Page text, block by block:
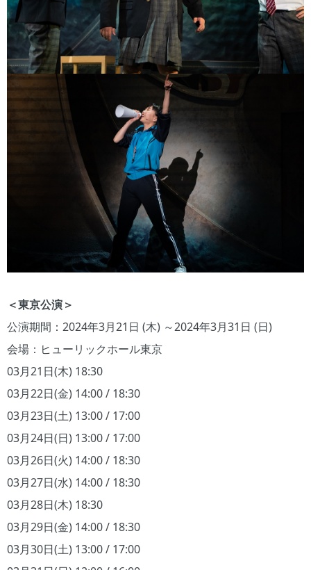
＜東京公演＞
公演期間：2024年3月21日 (木) ～2024年3月31日 (日)
会場：ヒューリックホール東京
03月21日(木) 18:30
03月22日(金) 14:00 / 18:30
03月23日(土) 13:00 / 17:00
03月24日(日) 13:00 / 17:00
03月26日(火) 14:00 / 18:30
03月27日(水) 14:00 / 18:30
03月28日(木) 18:30
03月29日(金) 14:00 / 18:30
03月30日(土) 13:00 / 17:00